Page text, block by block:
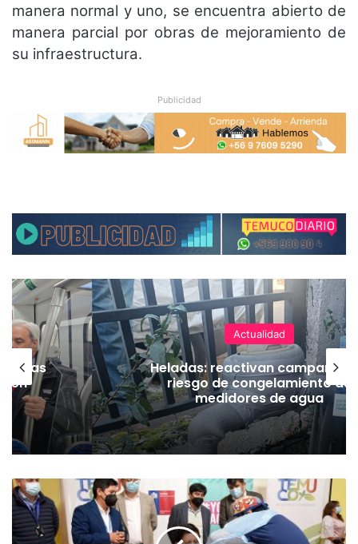
manera normal y uno, se encuentra abierto de
manera parcial por obras de mejoramiento de
su infraestructura.
Publicidad
vías
Actualidad
Heladas: reactivan campaña
riesgo de congelamiento de
medidores de agua
M
u
n
i